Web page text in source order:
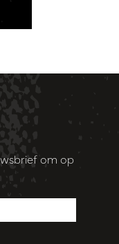
om op